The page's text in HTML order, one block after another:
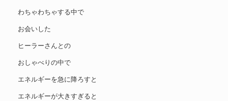
わちゃわちゃする中で
お会いした
ヒーラーさんとの
おしゃべりの中で
エネルギーを急に降ろすと
エネルギーが大きすぎると